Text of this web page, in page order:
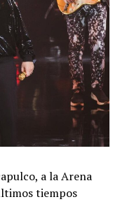
a la Arena
tiempos